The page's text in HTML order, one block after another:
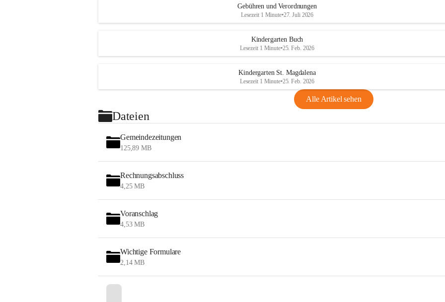
Gebühren und Verordnungen
Lesezeit 1 Minute•27. Juli 2026
Kindergarten Buch
Lesezeit 1 Minute•25. Feb. 2026
Kindergarten St. Magdalena
Lesezeit 1 Minute•25. Feb. 2026
Alle Artikel sehen
Dateien
Gemeindezeitungen
125,89 MB
Rechnungsabschluss
4,25 MB
Voranschlag
4,53 MB
Wichtige Formulare
2,14 MB